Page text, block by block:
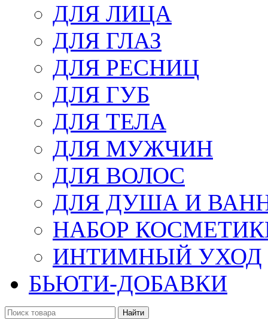
ДЛЯ ЛИЦА
ДЛЯ ГЛАЗ
ДЛЯ РЕСНИЦ
ДЛЯ ГУБ
ДЛЯ ТЕЛА
ДЛЯ МУЖЧИН
ДЛЯ ВОЛОС
ДЛЯ ДУША И
НАБОР
ИНТИМНЫЙ УХОД
БЬЮТИ-ДОБАВКИ
Найти